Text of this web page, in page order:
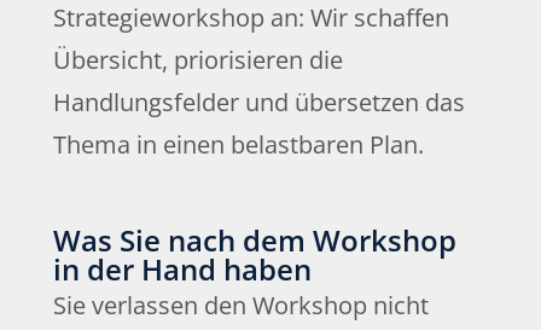
Strategieworkshop an: Wir schaffen
Übersicht, priorisieren die
Handlungsfelder und übersetzen das
Thema in einen belastbaren Plan.
Was Sie nach dem Workshop
in der Hand haben
Sie verlassen den Workshop nicht